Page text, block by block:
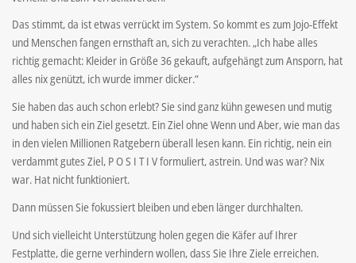
Das stimmt, da ist etwas verrückt im System. So kommt es zum Jojo-Effekt
und Menschen fangen ernsthaft an, sich zu verachten. „Ich habe alles
richtig gemacht: Kleider in Größe 36 gekauft, aufgehängt zum Ansporn, hat
alles nix genützt, ich wurde immer dicker.“
Sie haben das auch schon erlebt? Sie sind ganz kühn gewesen und mutig
und haben sich ein Ziel gesetzt. Ein Ziel ohne Wenn und Aber, wie man das
in den vielen Millionen Ratgebern überall lesen kann. Ein richtig, nein ein
verdammt gutes Ziel, P O S I T I V formuliert, astrein. Und was war? Nix
war. Hat nicht funktioniert.
Dann müssen Sie fokussiert bleiben und eben länger durchhalten.
Und sich vielleicht Unterstützung holen gegen die Käfer auf Ihrer
Festplatte, die gerne verhindern wollen, dass Sie Ihre Ziele erreichen.